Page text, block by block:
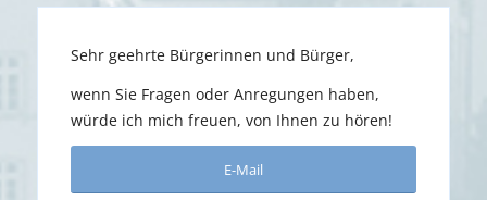
Sehr geehrte Bürgerinnen und Bürger,
wenn Sie Fragen oder Anregungen haben,
würde ich mich freuen, von Ihnen zu hören!
E-Mail